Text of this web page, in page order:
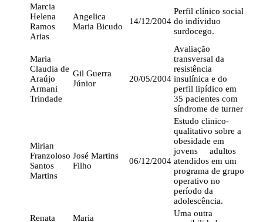
Marcia
Helena
Ramos
Arias
Angelica
Maria Bicudo
14/12/2004
Perfil clínico social
do indíviduo
surdocego.
Maria
Claudia de
Araújo
Armani
Trindade
Gil Guerra
Júnior
20/05/2004
Avaliação
transversal da
resistência
insulínica e do
perfil lipídico em
35 pacientes com
síndrome de turner
Mirian
Franzoloso
Santos
Martins
José Martins
Filho
06/12/2004
Estudo clinico-
qualitativo sobre a
obesidade em
jovens adultos
atendidos em um
programa de grupo
operativo no
período da
adolescência.
Renata
Maria
Uma outra